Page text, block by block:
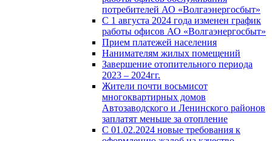
потребителей АО «Волгаэнергосбыт»
С 1 августа 2024 года изменен график
работы офисов АО «Волгаэнергосбыт»
Прием платежей населения
Нанимателям жилых помещений
Завершение отопительного периода
2023 – 2024гг.
Жители почти восьмисот
многоквартирных домов
Автозаводского и Ленинского районов
заплатят меньше за отопление
С 01.02.2024 новые требования к